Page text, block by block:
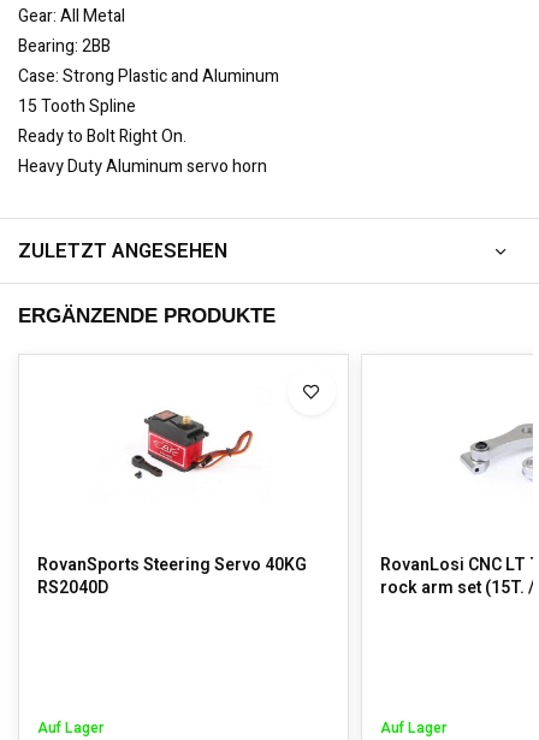
Gear: All Metal
Bearing: 2BB
Case: Strong Plastic and Aluminum
15 Tooth Spline
Ready to Bolt Right On.
Heavy Duty Aluminum servo horn
ZULETZT ANGESEHEN
ERGÄNZENDE PRODUKTE
RovanSports Steering Servo 40KG
RS2040D
Auf Lager
RovanLosi CNC LT
rock arm set (15T. /
Auf Lager